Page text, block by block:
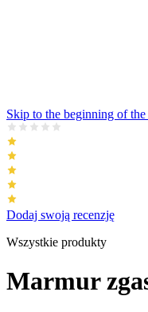
Skip to the beginning of
Dodaj swoją recenzję
Wszystkie produkty
Marmur